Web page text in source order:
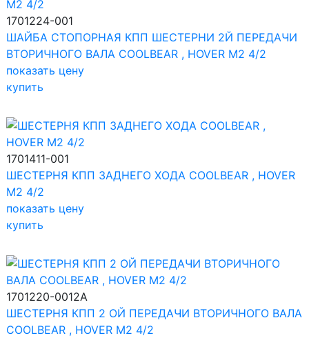
1701224-001
ШАЙБА СТОПОРНАЯ КПП ШЕСТЕРНИ 2Й ПЕРЕДАЧИ
ВТОРИЧНОГО ВАЛА COOLBEAR , HOVER M2 4/2
показать цену
купить
1701411-001
ШЕСТЕРНЯ КПП ЗАДНЕГО ХОДА COOLBEAR , HOVER
M2 4/2
показать цену
купить
1701220-0012A
ШЕСТЕРНЯ КПП 2 ОЙ ПЕРЕДАЧИ ВТОРИЧНОГО ВАЛА
COOLBEAR , HOVER M2 4/2